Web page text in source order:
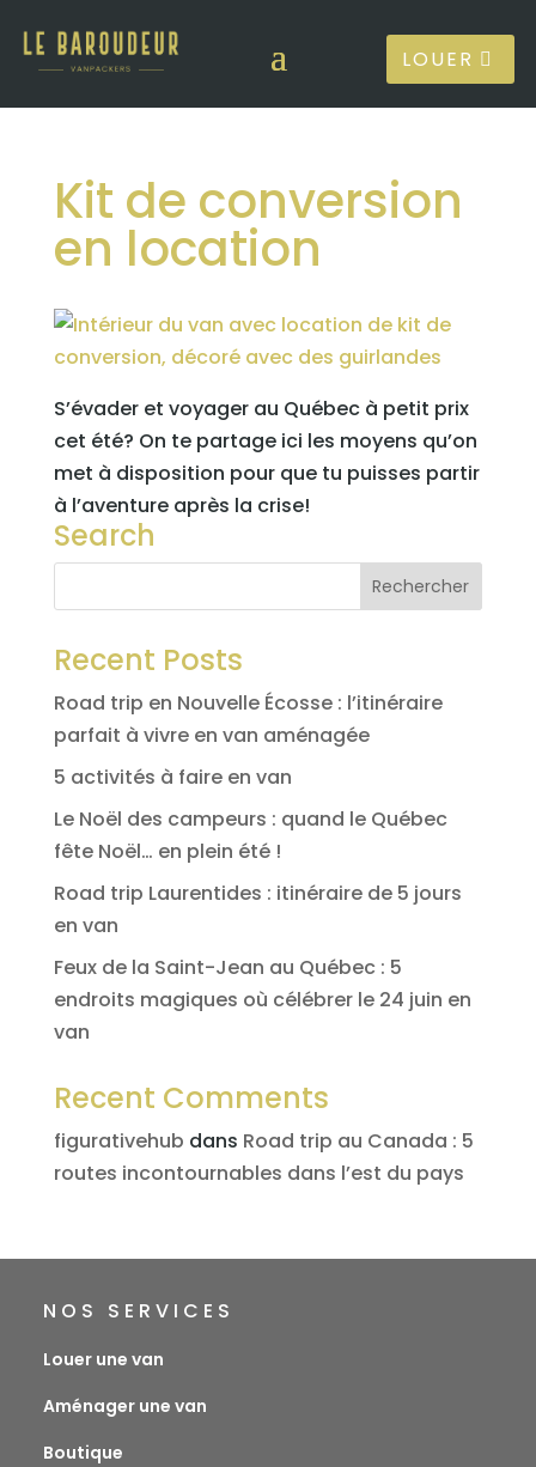
LOUER
Kit de conversion
en location
S’évader et voyager au Québec à petit prix
cet été? On te partage ici les moyens qu’on
met à disposition pour que tu puisses partir
à l’aventure après la crise!
Search
Recent Posts
Road trip en Nouvelle Écosse : l’itinéraire
parfait à vivre en van aménagée
5 activités à faire en van
Le Noël des campeurs : quand le Québec
fête Noël… en plein été !
Road trip Laurentides : itinéraire de 5 jours
en van
Feux de la Saint-Jean au Québec : 5
endroits magiques où célébrer le 24 juin en
van
Recent Comments
figurativehub dans Road trip au Canada : 5
routes incontournables dans l’est du pays
NOS SERVICES
Louer une van
Aménager une van
Boutique